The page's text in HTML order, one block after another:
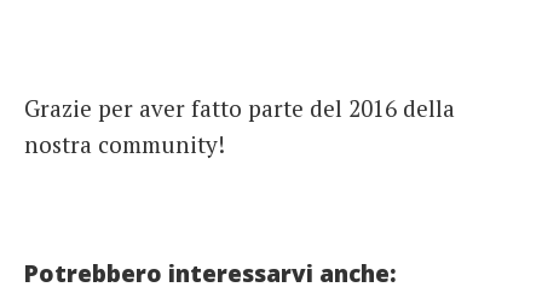
Grazie per aver fatto parte del 2016 della
nostra community!
Potrebbero interessarvi anche: